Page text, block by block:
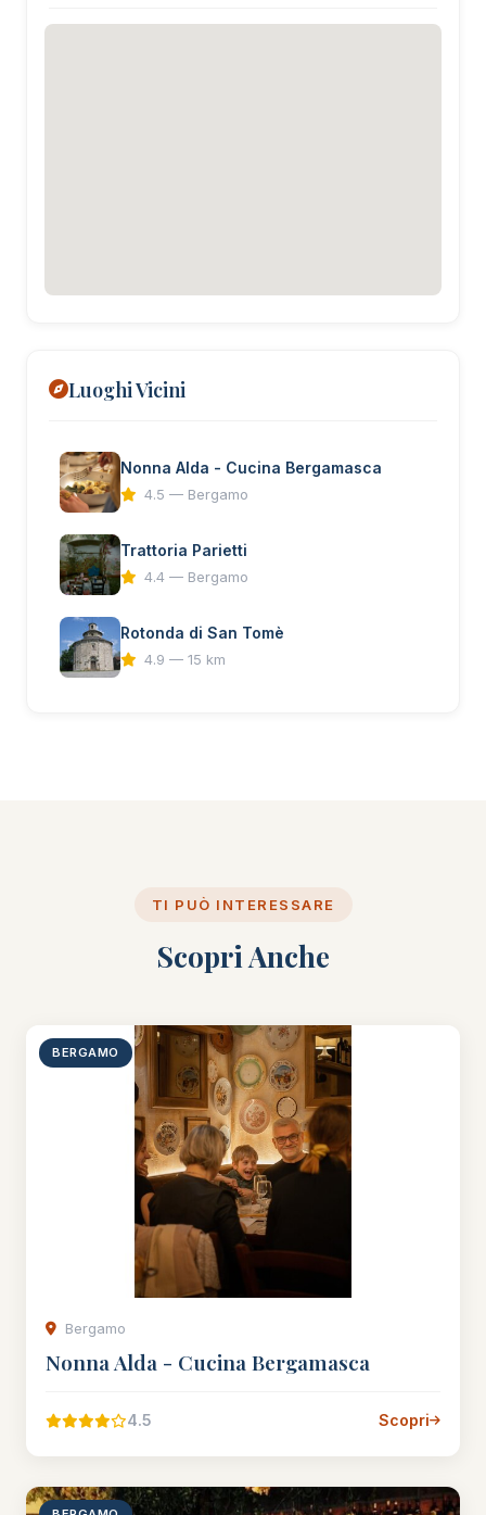
Luoghi Vicini
Nonna Alda - Cucina Bergamasca
4.5 — Bergamo
Trattoria Parietti
4.4 — Bergamo
Rotonda di San Tomè
4.9 — 15 km
TI PUÒ INTERESSARE
Scopri Anche
BERGAMO
Bergamo
Nonna Alda - Cucina Bergamasca
4.5 Scopri